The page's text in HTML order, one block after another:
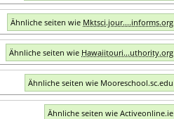
Ähnliche seiten wie Mktsci.jour....informs.org
Ähnliche seiten wie Hawaiitouri...uthority.org
Ähnliche seiten wie Mooreschool.sc.edu
Ähnliche seiten wie Activeonline.ie